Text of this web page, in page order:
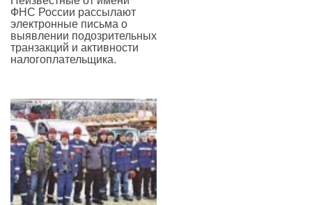
ФНС России рассылают
электронные письма о
выявлении подозрительных
транзакций и активности
налогоплательщика.